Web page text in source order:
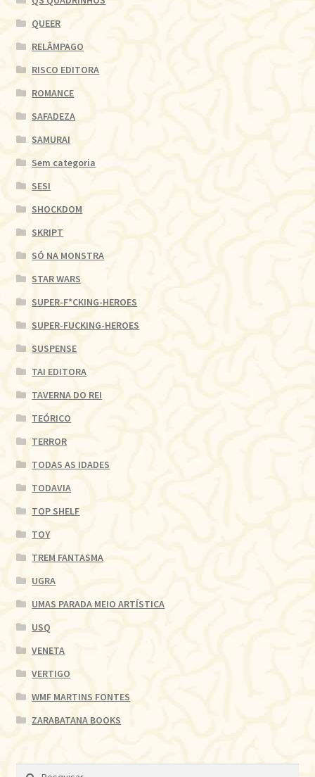
QUEER
RELÂMPAGO
RISCO EDITORA
ROMANCE
SAFADEZA
SAMURAI
Sem categoria
SESI
SHOCKDOM
SKRIPT
SÓ NA MONSTRA
STAR WARS
SUPER-F*CKING-HEROES
SUPER-FUCKING-HEROES
SUSPENSE
TAI EDITORA
TAVERNA DO REI
TEÓRICO
TERROR
TODAS AS IDADES
TODAVIA
TOP SHELF
TOY
TREM FANTASMA
UGRA
UMAS PARADA MEIO ARTÍSTICA
USQ
VENETA
VERTIGO
WMF MARTINS FONTES
ZARABATANA BOOKS